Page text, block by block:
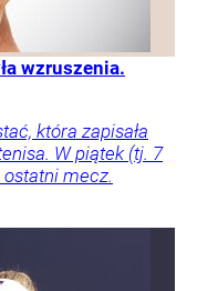
wzruszenia.
która zapisała
W piątek (tj. 7
mecz.